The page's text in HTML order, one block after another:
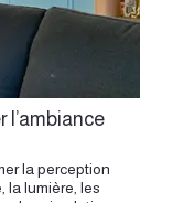
l’ambiance
sculptural peut créer un point fort dans un séjour. La sélection doit rester mesurée. Quelques pièces bien choisies suffisent à donner une nouvelle identité. Chiner pour créer une identité Le mobilier chiné apporte une dimension singulière à un intérieur. Une lampe ancienne, une table, un miroir, un fauteuil, une commode ou une céramique peuvent donner du caractère à une pièce. Ces éléments portent une histoire, une patine et une présence particulière. La chine permet aussi de créer des associations plus personnelles. Une pièce ancienne peut dialoguer avec un intérieur contemporain. Un meuble vintage peut adoucir une pièce très neuve. Un objet artisanal peut donner plus de chaleur à une ambiance sobre. Le relooking gagne en profondeur lorsqu’il intègre des objets choisis avec attention. Créer une cohérence entre les pièces Un intérieur agréable possède une continuité. Chaque pièce peut avoir son atmosphère, mais l’ensemble doit rester lisible. Une couleur, une matière, une essence de bois, un détail métallique ou un type de textile peut créer un lien discret entre les espaces. Cette cohérence rend le logement plus fluide. L’entrée peut annoncer la palette. Le séjour peut la développer. La chambre peut l’adoucir. La salle de bain peut en reprendre une nuance ou une matière. Le relooking permet de construire ce fil conducteur. Il donne à l’intérieur une identité plus claire et plus harmonieuse. Le projet Transformer une maison — Saint-Germain-Nuelles montre comment des teintes douces, des matières naturelles et du mobilier sur mesure peuvent composer un intérieur apaisé, cohérent et profondément habité. Revaloriser l’entrée L’entrée mérite une attention particulière. Elle donne la première impression et accompagne les gestes du quotidien : poser ses clés, ranger un manteau, enlever ses chaussures, accueillir un visiteur. Un relooking peut transformer cette zone avec quelques éléments bien placés : miroir, assise, patères, console, rangement, tapis, couleur, applique, niche ou œuvre. L’entrée devient alors un vrai seuil. Elle introduit l’ambiance du lieu et rend le quotidien plus confortable. Transformer le séjour Le séjour rassemble plusieurs usages. Il accueille les moments de détente, les échanges, la lecture, les repas, parfois le travail. Son relooking doit donc créer une ambiance souple, capable d’accompagner plusieurs rythmes. La disposition du canapé, la place de la table basse, le choix du tapis, l’éclairage, les rideaux, la bibliothèque et la palette de couleurs construisent l’équilibre de la pièce. Un séjour réussi possède des points d’ancrage. Un mur coloré,